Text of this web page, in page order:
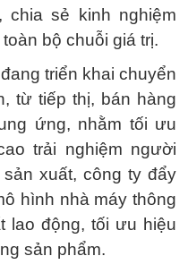
chia sẻ kinh nghiệm
bộ chuỗi giá trị.
triển khai chuyển
từ tiếp thị, bán hàng
ứng, nhằm tối ưu
trải nghiệm người
xuất, công ty đẩy
hình nhà máy thông
lao động, tối ưu hiệu
sản phẩm.